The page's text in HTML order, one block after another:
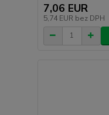
7,06 EUR
5,74 EUR bez DPH